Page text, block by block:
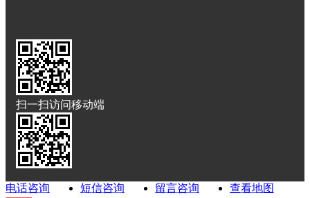
扫一扫访问移动端
电话咨询 短信咨询 留言咨询 查看地图